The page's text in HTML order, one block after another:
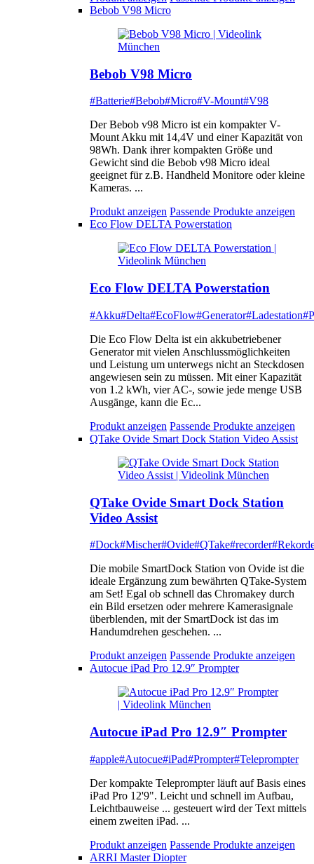
Bebob V98 Micro
Bebob V98 Micro
#Batterie#Bebob#Micro#V-Mount#V98
Der Bebob v98 Micro ist ein kompakter V-
Mount Akku mit 14,4V und einer Kapazität von
98Wh. Dank ihrer kompakten Größe und
Gewicht sind die Bebob v98 Micro ideal
geeignet für z.B. Handheld Monitore oder kleine
Kameras. ...
Produkt anzeigen Passende Produkte anzeigen
Eco Flow DELTA Powerstation
Eco Flow DELTA Powerstation
#Akku#Delta#EcoFlow#Generator#Ladestation
Die Eco Flow Delta ist ein akkubetriebener
Generator mit vielen Anschlussmöglichkeiten
und Leistung um unterwegs nicht an Steckdosen
angewiesen sein zu müssen. Mit einer Kapazität
von 1.2 kWh, vier AC-, sowie jede menge USB
Ausgänge, kann die Ec...
Produkt anzeigen Passende Produkte anzeigen
QTake Ovide Smart Dock Station Video Assist
QTake Ovide Smart Dock Station
Video Assist
#Dock#Mischer#Ovide#QTake#recorder
Die mobile SmartDock Station von Ovide ist die
ideale Ergänzung zum bewährten QTake-System
am Set! Egal ob schnell das Chromakey durch
ein Bild ersetzen oder mehrere Kamerasignale
überblenden, mit der SmartDock ist das im
Handumdrehen geschehen. ...
Produkt anzeigen Passende Produkte anzeigen
Autocue iPad Pro 12.9″ Prompter
Autocue iPad Pro 12.9″ Prompter
#apple#Autocue#iPad#Prompter#Teleprompter
Der kompakte Teleprompter läuft auf Basis eines
iPad Pro 12'9". Leicht und schnell im Aufbau,
Leichtbauweise ... gesteuert wird der Text mittels
einem zweiten iPad. ...
Produkt anzeigen Passende Produkte anzeigen
ARRI Master Diopter